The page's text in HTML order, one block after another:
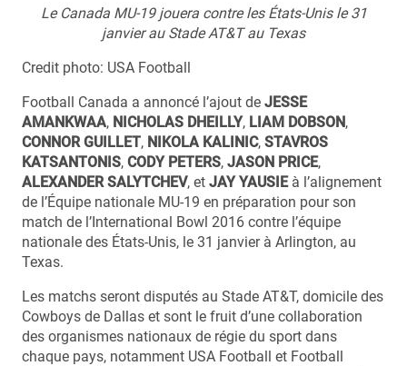
Le Canada MU-19 jouera contre les États-Unis le 31
janvier au Stade AT&T au Texas
Credit photo: USA Football
Football Canada a annoncé l’ajout de JESSE
AMANKWAA, NICHOLAS DHEILLY, LIAM DOBSON,
CONNOR GUILLET, NIKOLA KALINIC, STAVROS
KATSANTONIS, CODY PETERS, JASON PRICE,
ALEXANDER SALYTCHEV, et JAY YAUSIE à l’alignement
de l’Équipe nationale MU-19 en préparation pour son
match de l’International Bowl 2016 contre l’équipe
nationale des États-Unis, le 31 janvier à Arlington, au
Texas.
Les matchs seront disputés au Stade AT&T, domicile des
Cowboys de Dallas et sont le fruit d’une collaboration
des organismes nationaux de régie du sport dans
chaque pays, notamment USA Football et Football